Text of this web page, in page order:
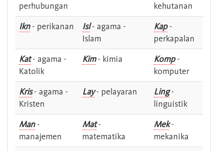
perhubungan
kehutanan
Ikn- perikanan Isl- agama -
Islam
Kap-
perkapalan
Kat- agama -
Katolik
Kim- kimia Komp-
komputer
Kris- agama -
Kristen
Lay- pelayaran Ling-
linguistik
Man-
manajemen
Mat-
matematika
Mek-
mekanika